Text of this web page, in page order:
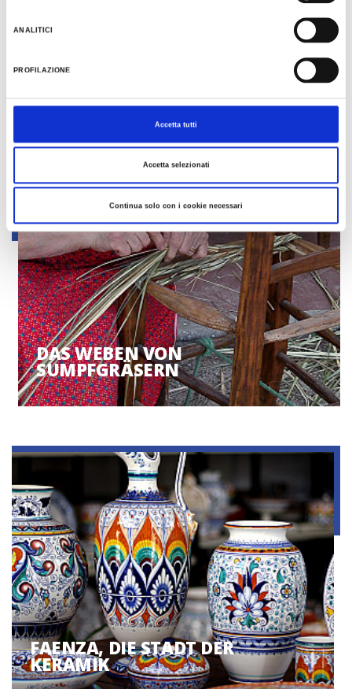
ANALITICI
PROFILAZIONE
Accetta tutti
Accetta selezionati
Continua solo con i cookie necessari
ROSTDRUCKE DER ROMAGNA
DAS WEBEN VON
SUMPFGRÄSERN
FAENZA, DIE STADT DER
KERAMIK